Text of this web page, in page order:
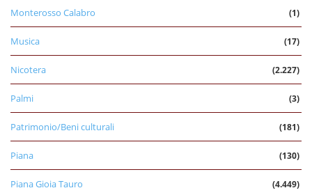
Monterosso Calabro (1)
Musica (17)
Nicotera (2.227)
Palmi (3)
Patrimonio/Beni culturali (181)
Piana (130)
Piana Gioia Tauro (4.449)